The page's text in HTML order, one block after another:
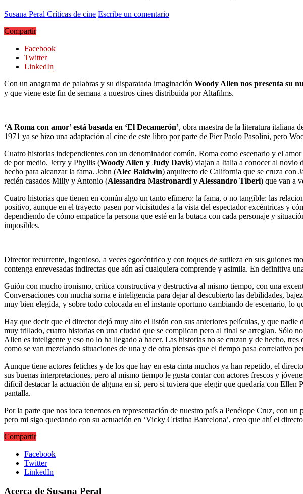
Susana Peral Críticas de cine Escribe un comentario
Compartir
Facebook
Twitter
LinkedIn
Con un anagrama de palabras y su disparatada imaginación Woody Allen nos presenta su
y que viene este fin de semana a nuestros cines distribuida por Altafilms.
‘A Roma con amor’ está basada en ‘El Decamerón’, obra maestra de la literatura italiana
1971 ya se hizo una adaptación al cine de este libro por parte de Pier Paolo Pasolini, pero
Cuatro historias independientes con un denominador común, Roma como escenario y el
de por medio. Jerry y Phyllis (Woody Allen y Judy Davis) viajan a Italia a conocer al novio
hecho para alcanzar la fama. John (Alec Baldwin) arquitecto de California que se cruza con
recién casados Milly y Antonio (Alessandra Mastronardi y Alessandro Tiberi) que van a
Cuatro historias que tienen en común algo un tanto efímero: la fama, o no tangible: las
positivo, aunque en el trayecto pasen por vicisitudes a la vista del espectador excéntricas y
dependiendo de cómo empatice la persona que esté en la butaca con cada personaje y
imposibles.
Director recurrente, ingenioso, a veces egocéntrico y con toques de sutileza en sus guiones
contenga enrevesadas indirectas que aún así cualquiera comprende y asimila. En definitiva
Guión con mucho ironismo, crítica constructiva y destructiva al mismo tiempo, con una
Conversaciones con mucha sorna e inteligencia para dejar al descubierto las debilidades,
muy bien elegida, y sobre todo colocada en el instante oportuno cambiando de escenario, lo
Hay que decir que el director dejó muy alto el listón con sus anteriores películas, y que nadie
muy trillado, cuatro historias en una ciudad que se complican pero al final se arreglan. Sólo
Allen es inteligente y eso no lo ha llegado a hacer. Las historias no se cruzan y de hecho,
como se van mezclando situaciones de una y de otra piensas que el tiempo pasa correlativo
Aunque tiene actores fetiches y de los que hay en esta cinta muchos ya han repetido, el
sus buenas interpretaciones, pero al mismo tiempo le gusta contar con actores frescos y
difícil destacar la actuación de alguna en sí, pero si tuviera que elegir que quedaría con
pantalla.
Por la parte que nos toca tenemos en representación de nuestro país a Penélope Cruz, con
pero mi sigo quedando con su actuación en ‘Vicky Cristina Barcelona’, creo que ahí el
Compartir
Facebook
Twitter
LinkedIn
Acerca de Susana Peral